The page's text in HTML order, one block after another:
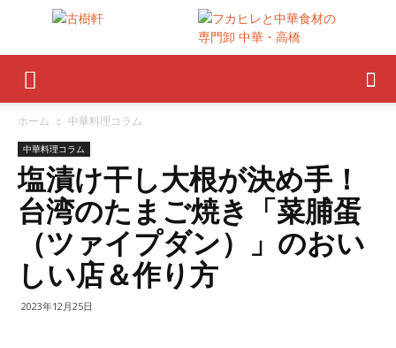
ホーム 中華料理コラム
中華料理コラム
塩漬け干し大根が決め手！
台湾のたまご焼き「菜脯蛋
（ツァイプダン）」のおい
しい店＆作り方
2023年12月25日